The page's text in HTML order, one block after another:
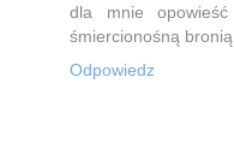
dla mnie
śmiercionośną
Odpowiedz